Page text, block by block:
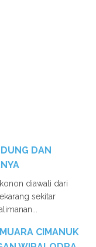
DAN
diawali dari
sekitar
CIMANUK